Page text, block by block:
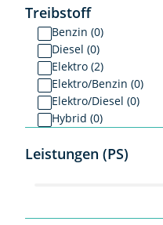
Treibstoff
Benzin (0)
Diesel (0)
Elektro (2)
Elektro/Benzin (0)
Elektro/Diesel (0)
Hybrid (0)
Leistungen (PS)